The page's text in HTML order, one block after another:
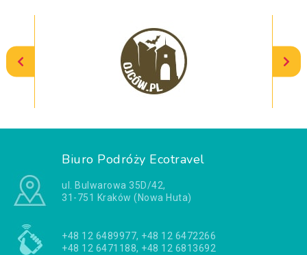
Biuro Podróży Ecotravel
ul. Bulwarowa 35D/42,
31-751 Kraków (Nowa Huta)
+48 12 6489977, +48 12 6472266
+48 12 6471188, +48 12 6813692